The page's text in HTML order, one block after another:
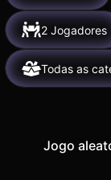
2 Jogadores
Todas as
Jogo